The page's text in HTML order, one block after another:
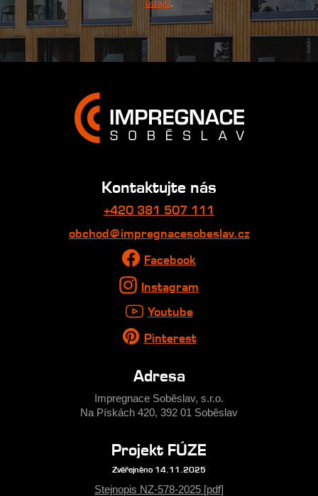
údajů.
Kontaktujte nás
+420 381 507 111
obchod@impregnacesobeslav.cz
Facebook
Instagram
Youtube
Pinterest
Adresa
Impregnace Soběslav, s.r.o.
Na Pískách 420, 392 01 Soběslav
Projekt FÚZE
Zvěřejněno 14.11.2025
Stejnopis NZ-578-2025 [pdf]